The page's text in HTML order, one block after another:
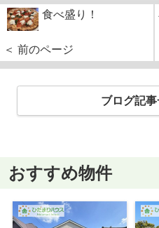
食べ盛り！
＜ 前のページ
ブログ記
おすすめ物件